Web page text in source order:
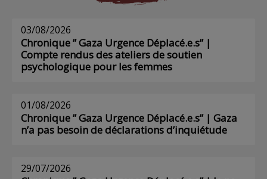
03/08/2026
Chronique ” Gaza Urgence Déplacé.e.s” |
Compte rendus des ateliers de soutien
psychologique pour les femmes
01/08/2026
Chronique ” Gaza Urgence Déplacé.e.s” | Gaza
n’a pas besoin de déclarations d’inquiétude
29/07/2026